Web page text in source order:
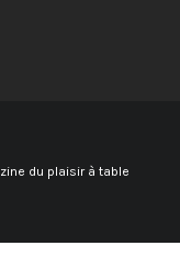
du plaisir à table